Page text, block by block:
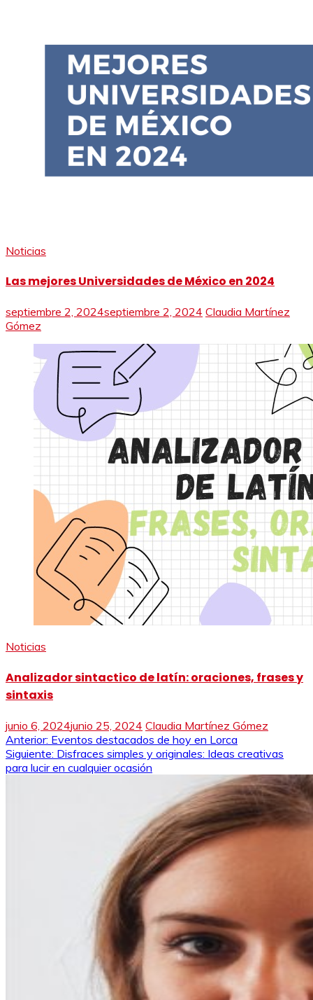
Noticias
Las mejores Universidades de México en 2024
septiembre 2, 2024septiembre 2, 2024 Claudia Martínez
Gómez
Noticias
Analizador sintactico de latín: oraciones, frases y
sintaxis
junio 6, 2024junio 25, 2024 Claudia Martínez Gómez
Navegación
de
Anterior: Eventos destacados de hoy en Lorca
Siguiente: Disfraces simples y originales: Ideas creativas
para lucir en cualquier ocasión